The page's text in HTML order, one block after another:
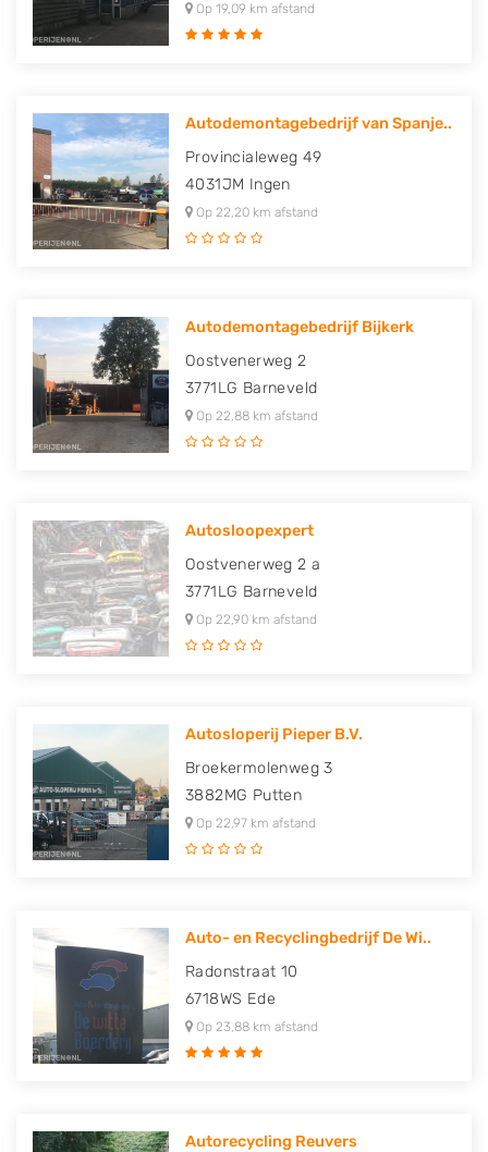
Op 19,09 km afstand
Autodemontagebedrijf van Spanje..
Provincialeweg 49
4031JM Ingen
Op 22,20 km afstand
Autodemontagebedrijf Bijkerk
Oostvenerweg 2
3771LG Barneveld
Op 22,88 km afstand
Autosloopexpert
Oostvenerweg 2 a
3771LG Barneveld
Op 22,90 km afstand
Autosloperij Pieper B.V.
Broekermolenweg 3
3882MG Putten
Op 22,97 km afstand
Auto- en Recyclingbedrijf De Wi..
Radonstraat 10
6718WS Ede
Op 23,88 km afstand
Autorecycling Reuvers